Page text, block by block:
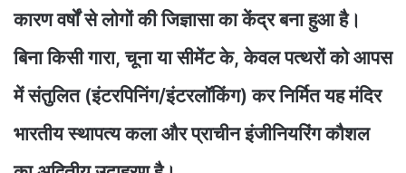
कारण वर्षों से लोगों की जिज्ञासा का केंद्र बना हुआ है।
बिना किसी गारा, चूना या सीमेंट के, केवल पत्थरों को आपस
में संतुलित (इंटरपिनिंग/इंटरलॉकिंग) कर निर्मित यह मंदिर
भारतीय स्थापत्य कला और प्राचीन इंजीनियरिंग कौशल